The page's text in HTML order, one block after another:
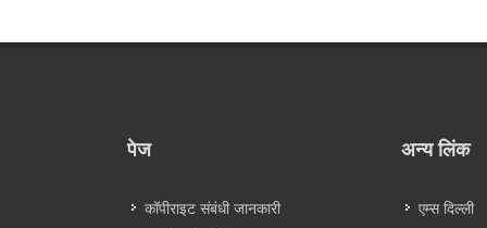
पेज
कॉपीराइट संबंधी जानकारी
अन्य लिंक
एम्स दिल्ली